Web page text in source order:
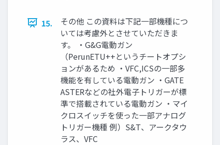
15.
その他 この資料は下記一部機種につ
いては考慮外とさせていただきま
す。 ・G&G電動ガン
（PerunETU++というチートオプシ
ョンがあるため ・VFC,ICSの一部多
機能を有している電動ガン ・GATE
ASTERなどの社外電子トリガーが標
準で搭載されている電動ガン ・マイ
クロスイッチを使った一部アナログ
トリガー機種 例）S&T、アークタウ
ラス、VFC